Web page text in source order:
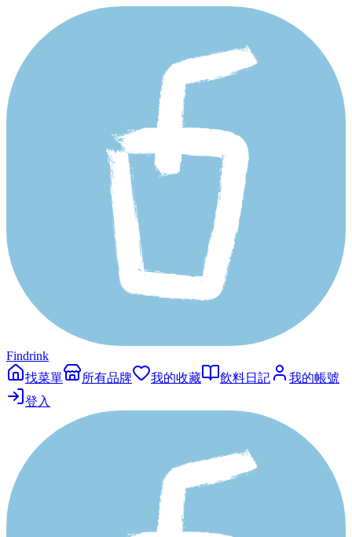
Findrink
找菜單
所有品牌 我的收藏 飲料日記
我的帳號
登入